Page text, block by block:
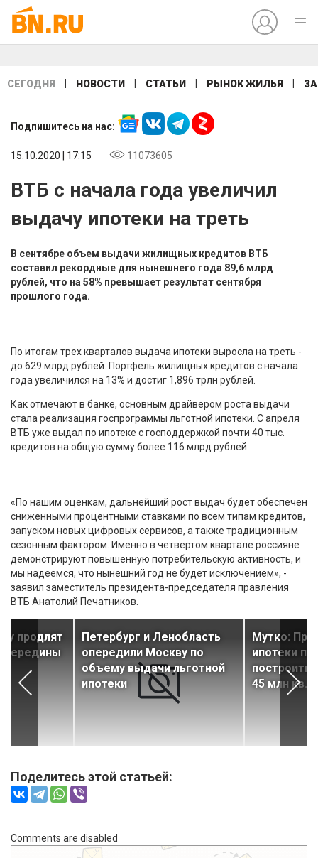
СЕГОДНЯ НОВОСТИ СТАТЬИ РЫНОК ЖИЛЬЯ
Подпишитесь на нас:
15.10.2020 | 17:15 11073605
ВТБ с начала года увеличил
выдачу ипотеки на треть
В сентябре объем выдачи жилищных кредитов ВТБ
составил рекордные для нынешнего года 89,6 млрд
рублей, что на 58% превышает результат сентября
прошлого года.
По итогам трех кварталов выдача ипотеки выросла на треть -
до 629 млрд рублей. Портфель жилищных кредитов с начала
года увеличился на 13% и достиг 1,896 трлн рублей.
Как отмечают в банке, основным драйвером роста выдачи
стала реализация госпрограммы льготной ипотеки. С апреля
ВТБ уже выдал по ипотеке с господдержкой почти 40 тыс.
кредитов на общую сумму более 116 млрд рублей.
«По нашим оценкам, дальнейший рост выдач будет обеспечен
сниженными процентными ставками по всем типам кредитов,
запуском новых цифровых сервисов, а также традиционным
сезонным фактором. Именно в четвертом квартале россияне
демонстрируют повышенную потребительскую активность, и
мы надеемся, что нынешний год не будет исключением», -
заявил заместитель президента-председателя правления
ВТБ Анатолий Печатников.
продлят
середины
Петербург и Ленобласть
опередили Москву по
объему выдачи льготной
ипотеки
Мутко:
ипотеки
построить
45 млн кв.
Поделитесь этой статьей:
Comments are disabled